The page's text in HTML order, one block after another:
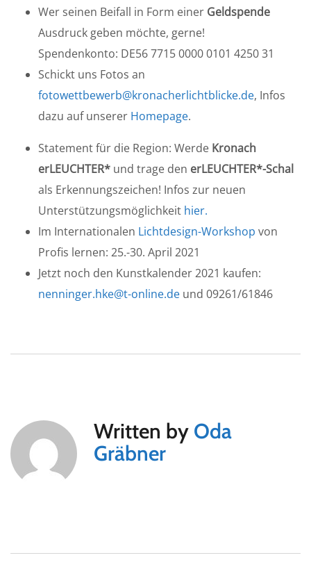
Wer seinen Beifall in Form einer Geldspende
Ausdruck geben möchte, gerne!
Spendenkonto: DE56 7715 0000 0101 4250 31
Schickt uns Fotos an
fotowettbewerb@kronacherlichtblicke.de, Infos
dazu auf unserer Homepage.
Statement für die Region: Werde Kronach
erLEUCHTER* und trage den erLEUCHTER*-Schal
als Erkennungszeichen! Infos zur neuen
Unterstützungsmöglichkeit hier.
Im Internationalen Lichtdesign-Workshop von
Profis lernen: 25.-30. April 2021
Jetzt noch den Kunstkalender 2021 kaufen:
nenninger.hke@t-online.de und 09261/61846
Written by Oda
Gräbner